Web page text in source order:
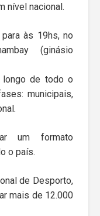
nível nacional.
às 19hs, no
(ginásio
de todo o
municipais,
um formato
o país.
de Desporto,
mais de 12.000